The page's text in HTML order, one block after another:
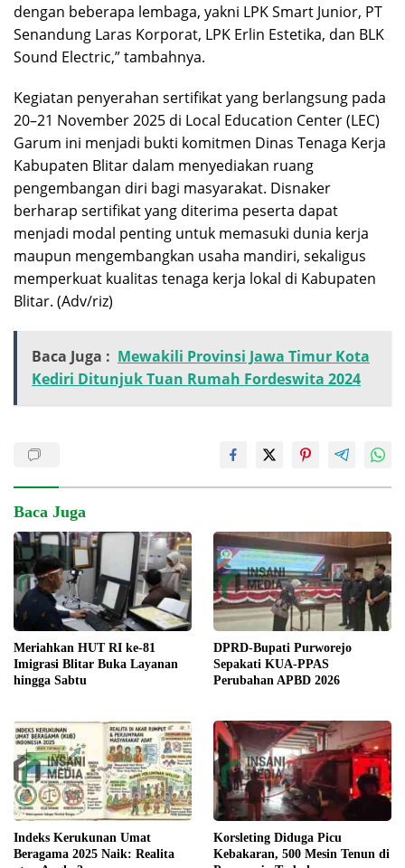
dengan beberapa lembaga, yakni LPK Smart Junior, PT
Senandung Laras Korporat, LPK Erlin Estetika, dan BLK
Sound Electric,” tambahnya.
Kegiatan penyerahan sertifikat yang berlangsung pada
20–21 November 2025 di Local Education Center (LEC)
Garum ini menjadi bukti komitmen Dinas Tenaga Kerja
Kabupaten Blitar dalam menyediakan ruang
pengembangan diri bagi masyarakat. Disnaker
berharap sertifikat yang diterima peserta dapat
menjadi modal penting untuk memasuki dunia kerja
maupun mengembangkan usaha mandiri, sekaligus
memperkuat kualitas tenaga kerja lokal di Kabupaten
Blitar. (Adv/riz)
Baca Juga : Mewakili Provinsi Jawa Timur Kota
Kediri Ditunjuk Tuan Rumah Fordeswita 2024
Baca Juga
Meriahkan HUT RI ke-81
Imigrasi Blitar Buka Layanan
hingga Sabtu
DPRD-Bupati Purworejo
Sepakati KUA-PPAS
Perubahan APBD 2026
Indeks Kerukunan Umat
Beragama 2025 Naik: Realita
Korsleting Diduga Picu
Kebakaran, 500 Mesin Tenun di